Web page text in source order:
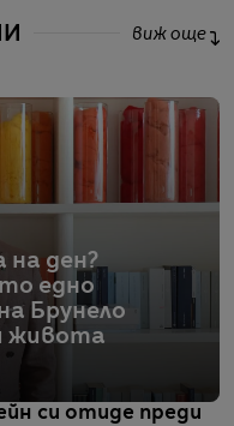
виж още
на ден?
едно
Брунело
живота
си отиде преди